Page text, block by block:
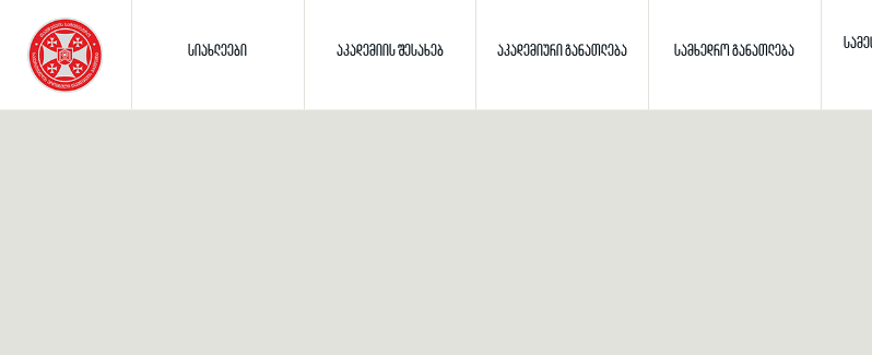
Toggle
ᲡᲘᲐᲮᲚᲔᲔᲑᲘ ᲐᲙᲐᲓᲔᲛᲘᲘᲡ ᲨᲔᲡᲐᲮᲔᲑ ᲐᲙᲐᲓᲔᲛᲘᲣᲠᲘ ᲒᲐᲜᲐᲗᲚᲔᲑᲐ ᲡᲐᲛᲮᲔᲓᲠᲝ ᲒᲐᲜᲐᲗᲚᲔᲑᲐ